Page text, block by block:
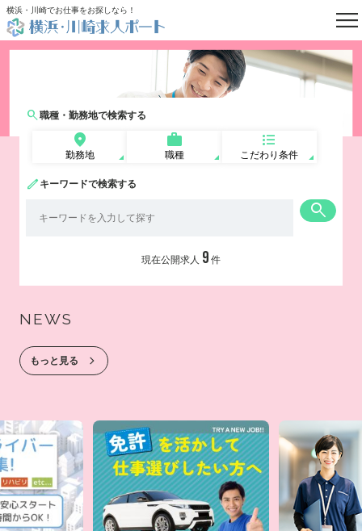
横浜・川崎でお仕事をお探しなら！ 
はじめての方へ
求人掲載のご相談
お知らせ
0120-003-213 無料お仕事相談
現在公開求人 9 件
職種・勤務地で検索する
勤務地 職種 こだわり条件
キーワードで検索する

NEWS
もっと見る